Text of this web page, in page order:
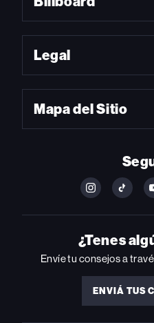
Legal
Mapa del Sitio
FOLLOW
ON
INSTAGRAM
FOLLOW
ON
¿Tenes
Envíe tu consejos a
ENVIÁ TUS
ENVIÁ